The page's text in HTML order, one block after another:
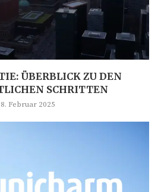
ÜBERBLICK ZU DEN
SCHRITTEN
8. Februar 2025